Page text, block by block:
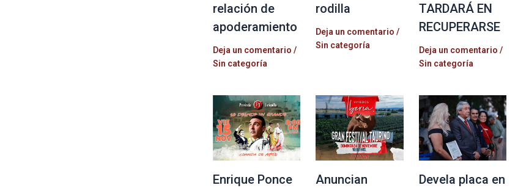
relación de
apoderamiento
Deja un comentario /
Sin categoría
rodilla
Deja un comentario /
Sin categoría
TARDARÁ EN
RECUPERARSE
Deja un comentario /
Sin categoría
Enrique Ponce
Anuncian
Devela placa en